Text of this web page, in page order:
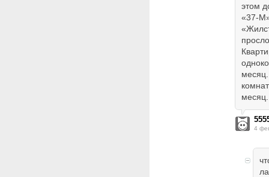
этом
«37-
месяц.
4